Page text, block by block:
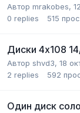
Автор mrakobes,
0 replies 515
Диски 4x108
Автор shvd3, 18
2 replies 592
Один диск